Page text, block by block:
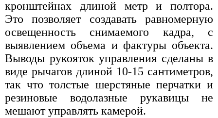
кронштейнах длиной метр и полтора.
Это позволяет создавать равномерную
освещенность снимаемого кадра, с
выявлением объема и фактуры объекта.
Выводы рукояток управления сделаны в
виде рычагов длиной 10-15 сантиметров,
так что толстые шерстяные перчатки и
резиновые водолазные рукавицы не
мешают управлять камерой.